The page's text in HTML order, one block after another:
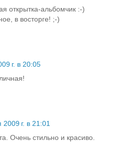
открытка-альбомчик :-)
в восторге! ;-)
г. в 20:05
г. в 21:01
Очень стильно и красиво.